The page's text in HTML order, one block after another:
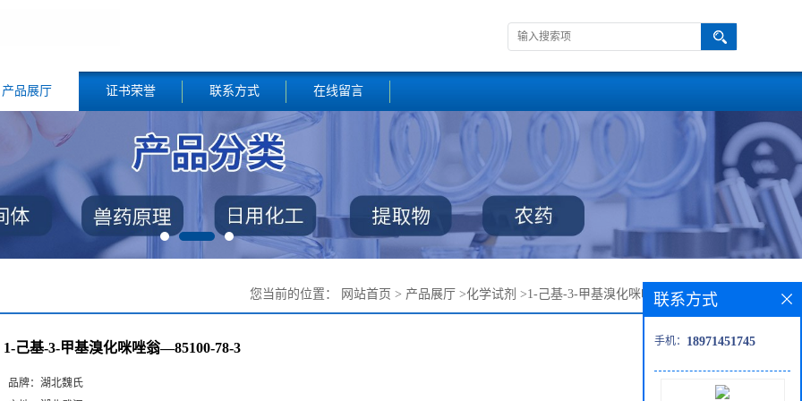
产品展厅 证书荣誉 联系方式 在线留言
您当前的位置： 网站首页 > 产品展厅 >化学试剂 >1-己基-3-甲基溴化咪唑翁—85100-78-3
1-己基-3-甲基溴化咪唑翁—85100-78-3
品牌： 湖北魏氏
联系方式
手机： 18971451745